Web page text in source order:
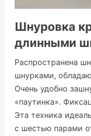
Шнуровка
длинными
Распространена
шнурками,
Очень удобно
«паутинка».
Эта техника
с шестью парами